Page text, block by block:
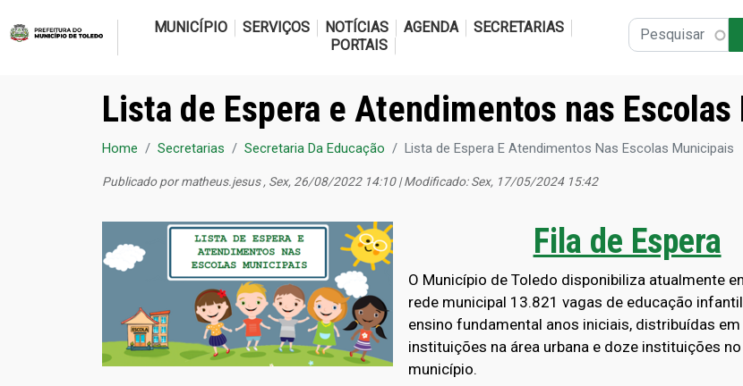
MUNICÍPIO SERVIÇOS NOTÍCIAS AGENDA
SECRETARIAS
PORTAIS
Lista de Espera e Atendimentos nas
Home Secretarias Secretaria Da Educação Lista de Espera E Atendimentos Nas Escolas Municipais
Publicado pormatheus.jesus, Sex, 26/08/2022 14:10 | Modificado: Sex, 17/05/2024 15:42
Fila de Espera
O Município de Toledo disponibiliza atualmente
rede municipal 13.821 vagas de educação
ensino fundamental anos iniciais, distribuídas
instituições na área urbana e doze instituições
município.